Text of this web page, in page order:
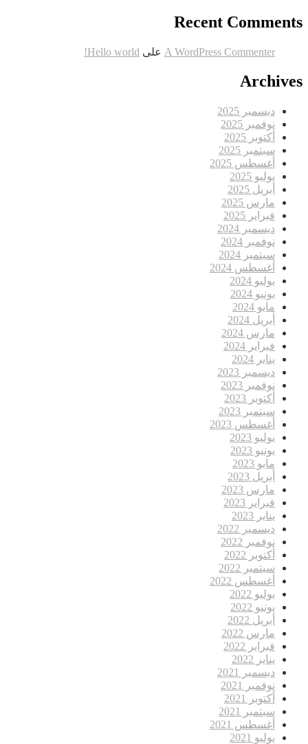
Recent Comments
A WordPress Commenter على Hello world!
Archives
ديسمبر 2025
نوفمبر 2025
أكتوبر 2025
سبتمبر 2025
أغسطس 2025
يوليو 2025
أبريل 2025
مارس 2025
فبراير 2025
ديسمبر 2024
نوفمبر 2024
سبتمبر 2024
أغسطس 2024
يوليو 2024
يونيو 2024
مايو 2024
أبريل 2024
مارس 2024
فبراير 2024
يناير 2024
ديسمبر 2023
نوفمبر 2023
أكتوبر 2023
سبتمبر 2023
أغسطس 2023
يوليو 2023
يونيو 2023
مايو 2023
أبريل 2023
مارس 2023
فبراير 2023
يناير 2023
ديسمبر 2022
نوفمبر 2022
أكتوبر 2022
سبتمبر 2022
أغسطس 2022
يوليو 2022
يونيو 2022
أبريل 2022
مارس 2022
فبراير 2022
يناير 2022
ديسمبر 2021
نوفمبر 2021
أكتوبر 2021
سبتمبر 2021
أغسطس 2021
يوليو 2021